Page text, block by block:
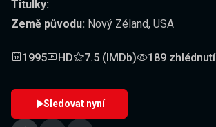
Titulky:
Země původu: Nový Zéland, USA
1995 HD 7.5 (IMDb) 189 zhlédnutí
Sledovat nyní